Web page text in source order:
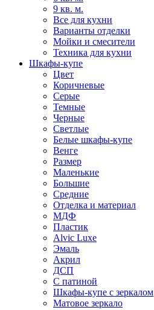
9 кв. м.
Все для кухни
Варианты отделки
Мойки и смесители
Техника для кухни
Шкафы-купе
Цвет
Коричневые
Серые
Темные
Черные
Светлые
Белые шкафы-купе
Венге
Размер
Маленькие
Большие
Средние
Отделка и материал
МДФ
Пластик
Alvic Luxe
Эмаль
Акрил
ДСП
С патиной
Шкафы-купе с зеркалом
Матовое зеркало